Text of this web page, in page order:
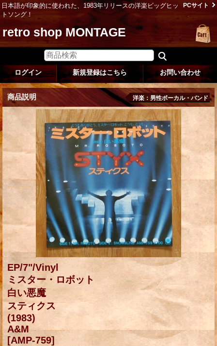
日本語が印象的に使われた、1983年リリースの洋楽ビッグヒッ
トソング！
PCサイト
retro shop MONTAGE
ログイン 新規登録はこちら お問い合わせ
商品説明 洋楽：男性ボーカル・バンド
EP/7"/Vinyl
ミスター・ロボット
白い悪魔
スティクス
(1983)
A&M
[AMP-759]